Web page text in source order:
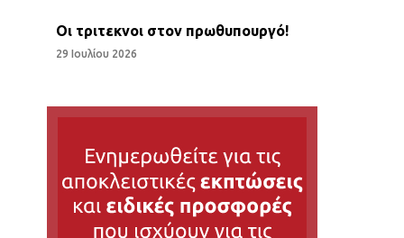
Οι τριτεκνοι στον πρωθυπουργό!
29 Ιουλίου 2026